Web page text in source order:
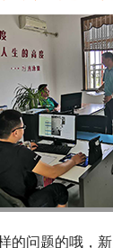
的问题的哦，